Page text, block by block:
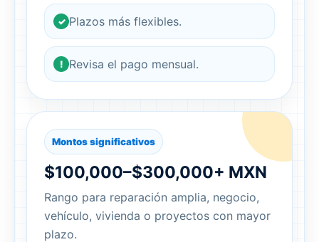
✓ Plazos más flexibles.
! Revisa el pago mensual.
Montos significativos
$100,000–$300,000+ MXN
Rango para reparación amplia, negocio,
vehículo, vivienda o proyectos con mayor
plazo.